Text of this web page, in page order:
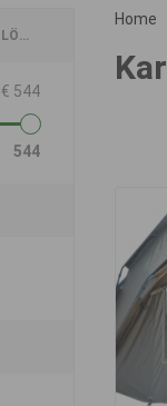
Home
ALLES LÖSCHEN
€ 544
544